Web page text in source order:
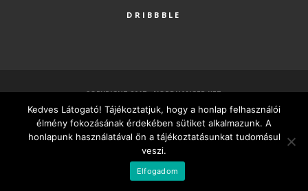
DRIBBBLE
COPYRIGHT 2017 - NORDHANGER KFT.
FŐOLDAL SZOLGÁLTATÁSOK RÓLUNK PARTNEREK
KAPCSOLAT MINDEN VÁLLALKOZÁSNAK LEGYEN SAJÁT HONLAPJA
MAGYAR
Kedves Látogató! Tájékoztatjuk, hogy a honlap felhasználói
élmény fokozásának érdekében sütiket alkalmazunk. A
honlapunk használatával ön a tájékoztatásunkat tudomásul
veszi.
Elfogadom